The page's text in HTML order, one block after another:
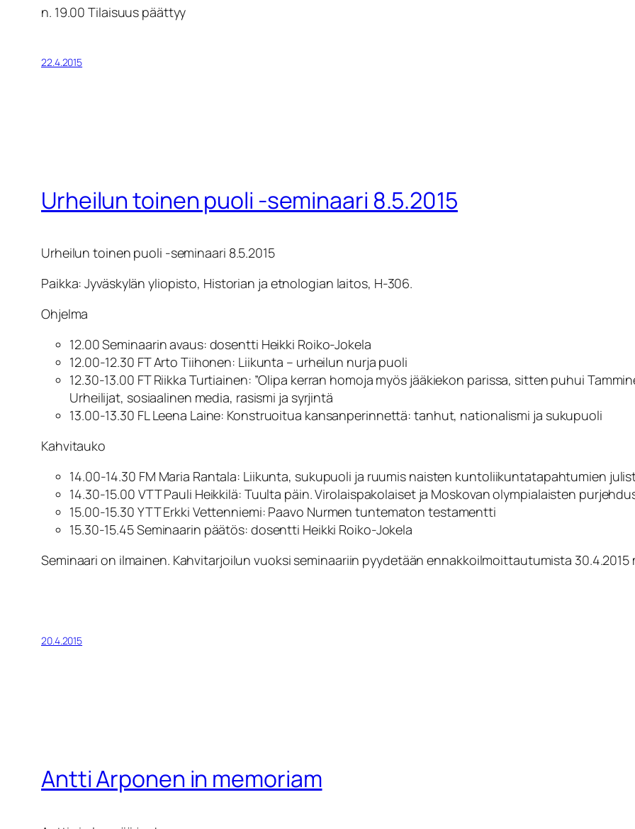
n. 19.00 Tilaisuus päättyy
22.4.2015
Urheilun toinen puoli -seminaari 8.5.2015
Urheilun toinen puoli -seminaari 8.5.2015
Paikka: Jyväskylän yliopisto, Historian ja etnologian laitos, H-306.
Ohjelma
12.00 Seminaarin avaus: dosentti Heikki Roiko-Jokela
12.00-12.30 FT Arto Tiihonen: Liikunta – urheilun nurja puoli
12.30-13.00 FT Riikka Turtiainen: ”Olipa kerran homoja myös jääkiekon parissa, sitten puhui
Urheilijat, sosiaalinen media, rasismi ja syrjintä
13.00-13.30 FL Leena Laine: Konstruoitua kansanperinnettä: tanhut, nationalismi ja sukupuoli
Kahvitauko
14.00-14.30 FM Maria Rantala: Liikunta, sukupuoli ja ruumis naisten kuntoliikuntatapahtumien
14.30-15.00 VTT Pauli Heikkilä: Tuulta päin. Virolaispakolaiset ja Moskovan olympialaisten
15.00-15.30 YTT Erkki Vettenniemi: Paavo Nurmen tuntematon testamentti
15.30-15.45 Seminaarin päätös: dosentti Heikki Roiko-Jokela
Seminaari on ilmainen. Kahvitarjoilun vuoksi seminaariin pyydetään ennakkoilmoittautumista
20.4.2015
Antti Arponen in memoriam